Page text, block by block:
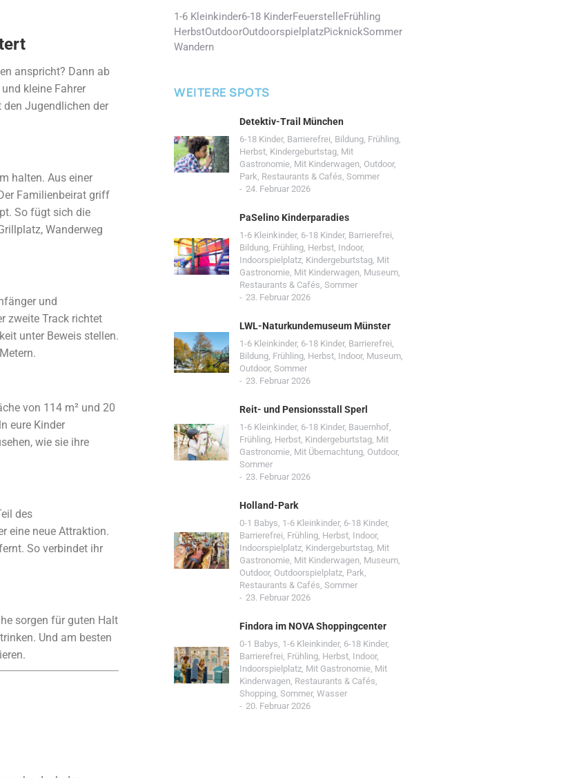
anspricht? Dann ab
kleine Fahrer
Jugendlichen der
halten. Aus einer
Familienbeirat griff
So fügt sich die
Wanderweg
und
zweite Track richtet
unter Beweis stellen.
von 114 m² und 20
eure Kinder
wie sie ihre
des
eine neue Attraktion.
So verbindet ihr
sorgen für guten Halt
Und am besten
1-6 Kleinkinder6-18 KinderFeuerstelleFrühling
HerbstOutdoorOutdoorspielplatzPicknickSommer
Wandern
WEITERE SPOTS
Detektiv-Trail München
6-18 Kinder, Barrierefrei, Bildung, Frühling,
Herbst, Kindergeburtstag, Mit
Gastronomie, Mit Kinderwagen, Outdoor,
Park, Restaurants & Cafés, Sommer
24. Februar 2026
PaSelino Kinderparadies
1-6 Kleinkinder, 6-18 Kinder, Barrierefrei,
Bildung, Frühling, Herbst, Indoor,
Indoorspielplatz, Kindergeburtstag, Mit
Gastronomie, Mit Kinderwagen, Museum,
Restaurants & Cafés, Sommer
23. Februar 2026
LWL-Naturkundemuseum Münster
1-6 Kleinkinder, 6-18 Kinder, Barrierefrei,
Bildung, Frühling, Herbst, Indoor, Museum,
Outdoor, Sommer
23. Februar 2026
Reit- und Pensionsstall Sperl
1-6 Kleinkinder, 6-18 Kinder, Bauernhof,
Frühling, Herbst, Kindergeburtstag, Mit
Gastronomie, Mit Übernachtung, Outdoor,
Sommer
23. Februar 2026
Holland-Park
0-1 Babys, 1-6 Kleinkinder, 6-18 Kinder,
Barrierefrei, Frühling, Herbst, Indoor,
Indoorspielplatz, Kindergeburtstag, Mit
Gastronomie, Mit Kinderwagen, Museum,
Outdoor, Outdoorspielplatz, Park,
Restaurants & Cafés, Sommer
23. Februar 2026
Findora im NOVA Shoppingcenter
0-1 Babys, 1-6 Kleinkinder, 6-18 Kinder,
Barrierefrei, Frühling, Herbst, Indoor,
Indoorspielplatz, Mit Gastronomie, Mit
Kinderwagen, Restaurants & Cafés,
Shopping, Sommer, Wasser
20. Februar 2026